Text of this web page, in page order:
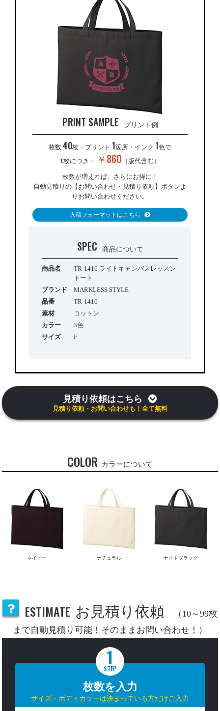
PRINT SAMPLE プリント例
枚数 40枚・プリント 1箇所・インク 1色で
1枚につき：
￥860 （版代含む）
枚数が増えれば、さらにお得に！
自動見積りの【お問い合わせ・見積り依頼】ボタンよ
りお問い合わせください。
入稿フォーマットはこちら
SPEC 商品について
商品名
TR-1416 ライトキャンバスレッスン
トート
ブランド
MARKLESS STYLE
品番
TR-1416
素材
コットン
カラー
3色
サイズ
F
見積り依頼はこちら
見積り依頼・お問い合わせも！全て無料
COLOR カラーについて
ネイビー ナチュラル ナイトブラック
ESTIMATE お見積り依頼
（10～99枚
まで自動見積り可能！そのままお問い合わせ！）
1
STEP
枚数を入力
サイズ・ボディカラーは決まっている方だけご入力